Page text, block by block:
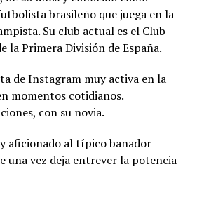
brasileño que juega en la
Su club actual es el Club
la Primera División de España.
de Instagram muy activa en la
momentos cotidianos.
con su novia.
aficionado al típico bañador
una vez deja entrever la potencia